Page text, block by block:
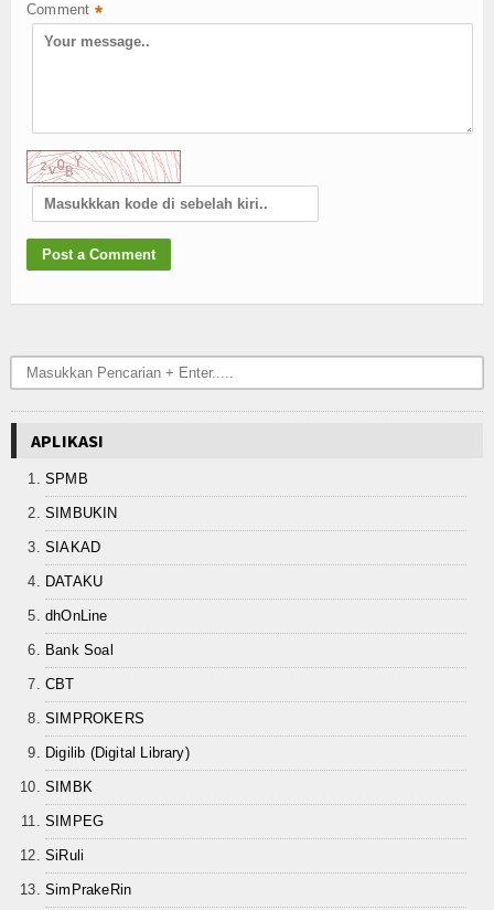
Comment *
APLIKASI
SPMB
SIMBUKIN
SIAKAD
DATAKU
dhOnLine
Bank Soal
CBT
SIMPROKERS
Digilib (Digital Library)
SIMBK
SIMPEG
SiRuli
SimPrakeRin